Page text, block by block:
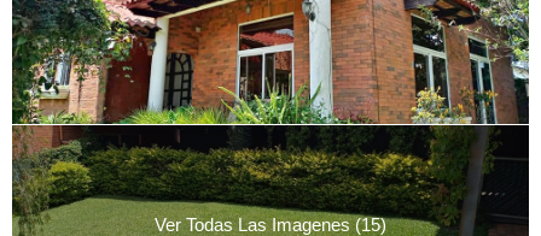
Ver Todas Las Imagenes (15)